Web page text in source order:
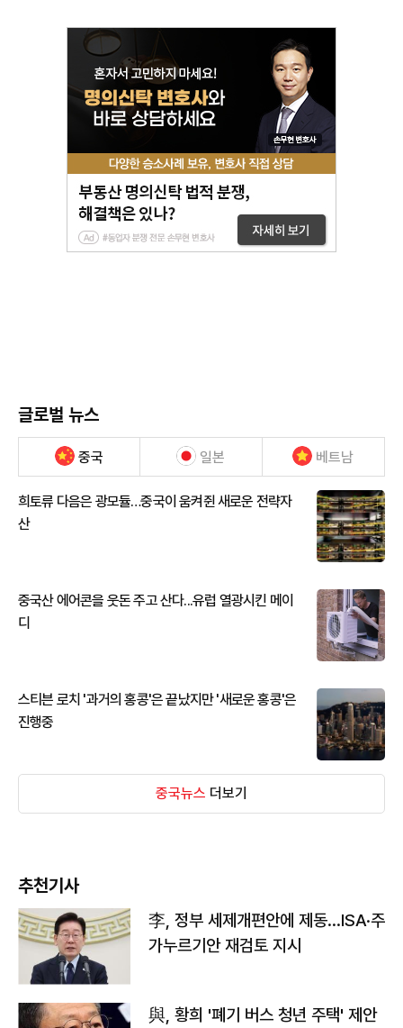
글로벌 뉴스
중국 일본 베트남
희토류 다음은 광모듈…중국이 움켜쥔 새로운 전략자
산
중국산 에어콘을 웃돈 주고 산다...유럽 열광시킨 메이
디
스티븐 로치 '과거의 홍콩'은 끝났지만 '새로운 홍콩'은
진행중
중국뉴스 더보기
추천기사
李, 정부 세제개편안에 제동…ISA·주
가누르기안 재검토 지시
與, 황희 '폐기 버스 청년 주택' 제안